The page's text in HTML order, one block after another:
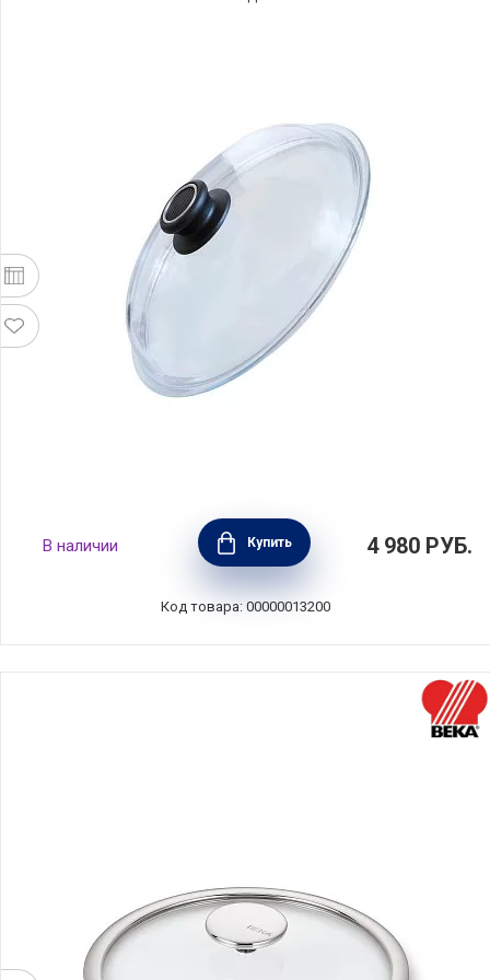
Крышка стеклянная 20 см Gastrolux, Дания,
GAS20-0
В наличии Купить 4 980 РУБ.
Код товара: 00000013200